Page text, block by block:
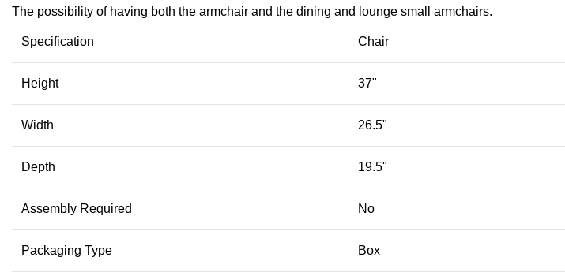
The possibility of having both the armchair and the dining and lounge small armchairs.
Specification Chair
Height 37"
Width 26.5"
Depth 19.5"
Assembly Required No
Packaging Type Box